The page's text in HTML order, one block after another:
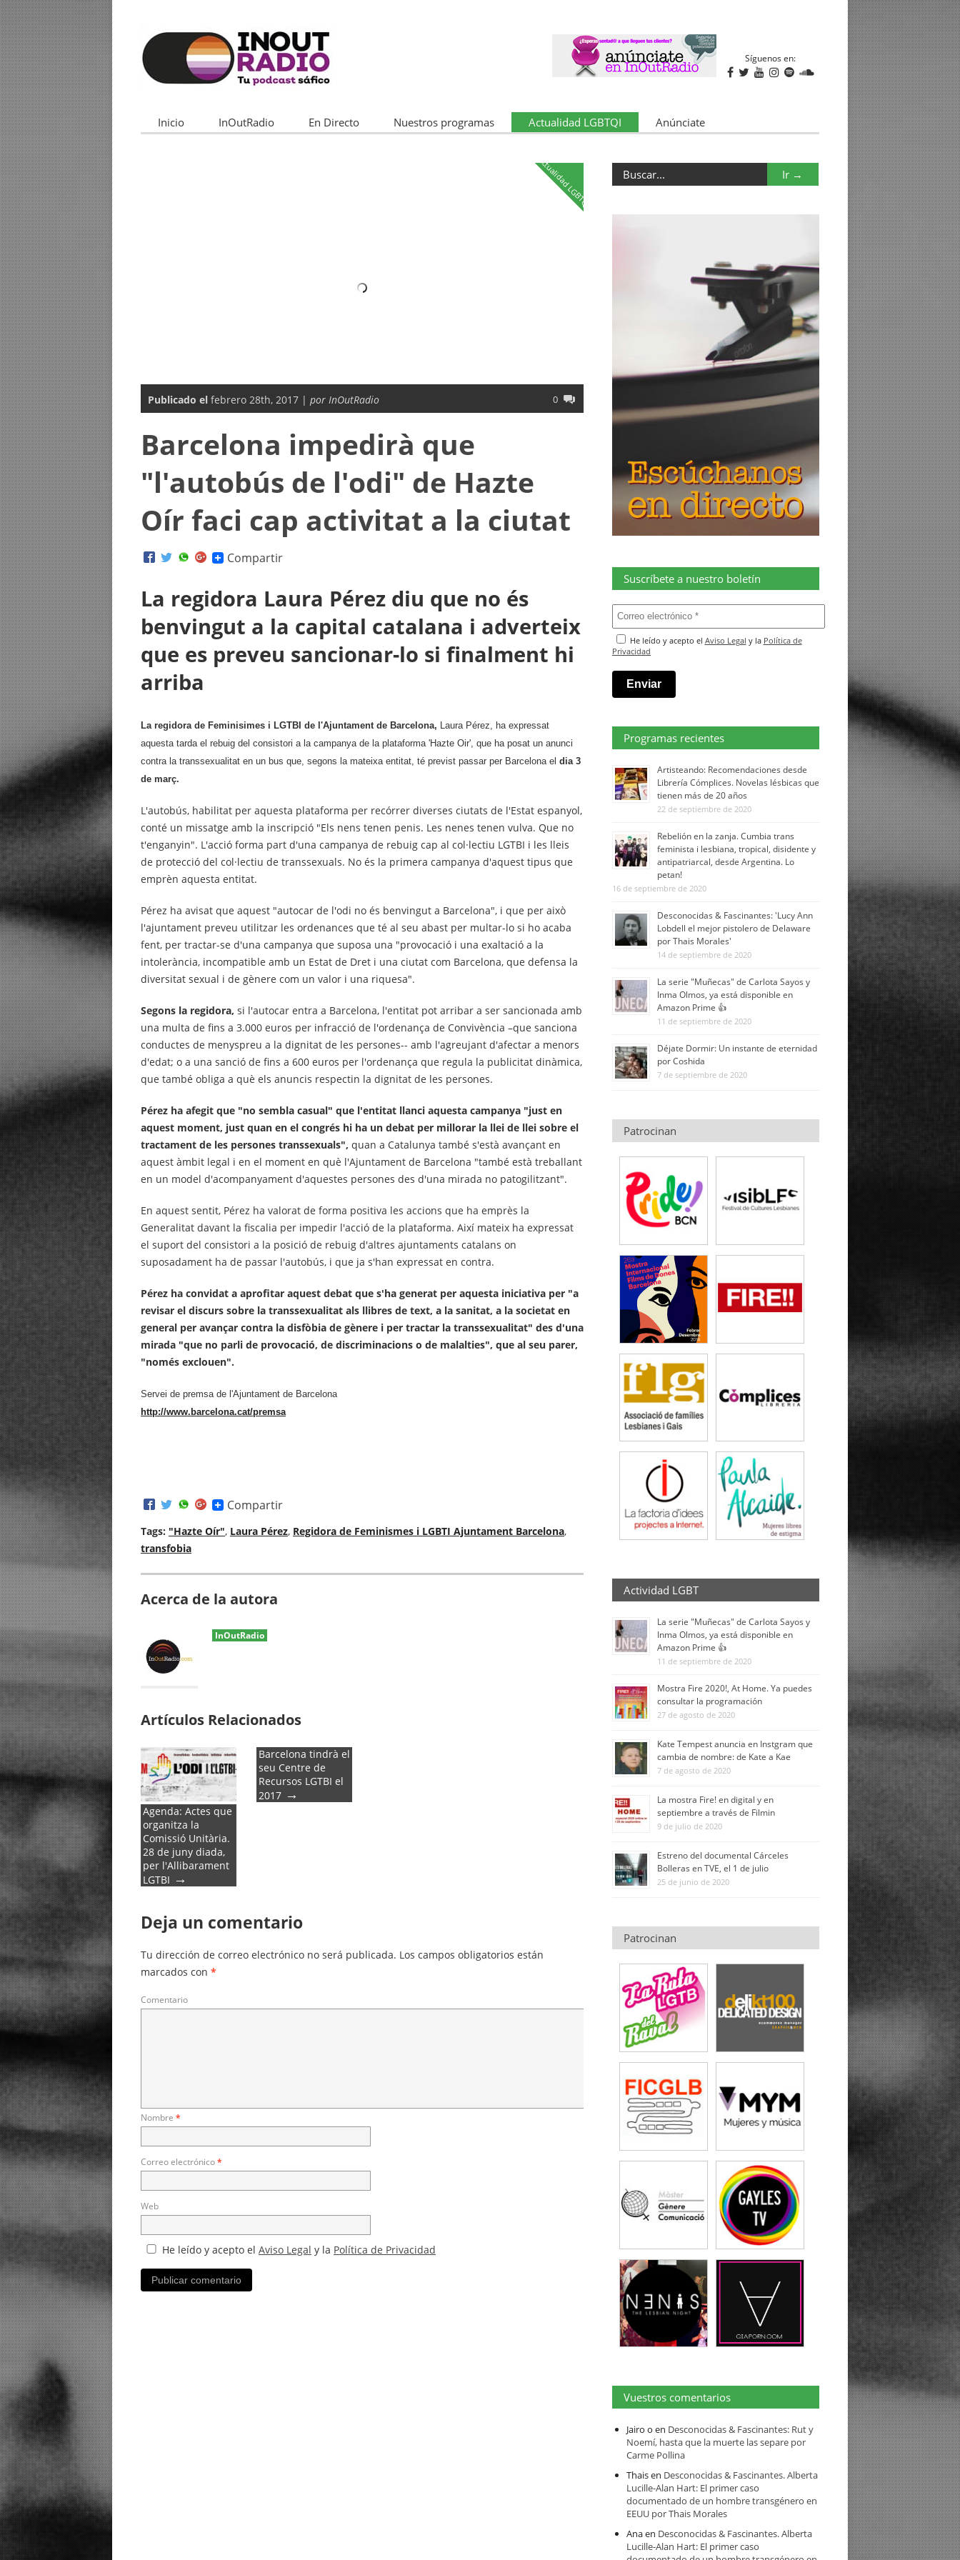
Síguenos en:
Inicio InOutRadio En Directo Nuestros programas Actualidad LGBTQI Anúnciate
Actualidad LGBTQI
Publicado el febrero 28th, 2017 | por InOutRadio 0
Barcelona impedirà que
"l'autobús de l'odi" de Hazte
Oír faci cap activitat a la ciutat
Compartir
La regidora Laura Pérez diu que no és
benvingut a la capital catalana i adverteix
que es preveu sancionar-lo si finalment hi
arriba
La regidora de Feminisimes i LGTBI de l'Ajuntament de Barcelona, Laura Pérez, ha expressat
aquesta tarda el rebuig del consistori a la campanya de la plataforma 'Hazte Oir', que ha posat un anunci
contra la transsexualitat en un bus que, segons la mateixa entitat, té previst passar per Barcelona el dia 3
de març.
L'autobús, habilitat per aquesta plataforma per recórrer diverses ciutats de l'Estat espanyol,
conté un missatge amb la inscripció "Els nens tenen penis. Les nenes tenen vulva. Que no
t'enganyin". L'acció forma part d'una campanya de rebuig cap al col·lectiu LGTBI i les lleis
de protecció del col·lectiu de transsexuals. No és la primera campanya d'aquest tipus que
emprèn aquesta entitat.
Pérez ha avisat que aquest "autocar de l'odi no és benvingut a Barcelona", i que per això
l'ajuntament preveu utilitzar les ordenances que té al seu abast per multar-lo si ho acaba
fent, per tractar-se d'una campanya que suposa una "provocació i una exaltació a la
intolerància, incompatible amb un Estat de Dret i una ciutat com Barcelona, que defensa la
diversitat sexual i de gènere com un valor i una riquesa".
Segons la regidora, si l'autocar entra a Barcelona, l'entitat pot arribar a ser sancionada amb
una multa de fins a 3.000 euros per infracció de l'ordenança de Convivència –que sanciona
conductes de menyspreu a la dignitat de les persones-- amb l'agreujant d'afectar a menors
d'edat; o a una sanció de fins a 600 euros per l'ordenança que regula la publicitat dinàmica,
que també obliga a què els anuncis respectin la dignitat de les persones.
Pérez ha afegit que "no sembla casual" que l'entitat llanci aquesta campanya "just en
aquest moment, just quan en el congrés hi ha un debat per millorar la llei de llei sobre el
tractament de les persones transsexuals", quan a Catalunya també s'està avançant en
aquest àmbit legal i en el moment en què l'Ajuntament de Barcelona "també està treballant
en un model d'acompanyament d'aquestes persones des d'una mirada no patogilitzant".
En aquest sentit, Pérez ha valorat de forma positiva les accions que ha emprès la
Generalitat davant la fiscalia per impedir l'acció de la plataforma. Així mateix ha expressat
el suport del consistori a la posició de rebuig d'altres ajuntaments catalans on
suposadament ha de passar l'autobús, i que ja s'han expressat en contra.
Pérez ha convidat a aprofitar aquest debat que s'ha generat per aquesta iniciativa per "a
revisar el discurs sobre la transsexualitat als llibres de text, a la sanitat, a la societat en
general per avançar contra la disfòbia de gènere i per tractar la transsexualitat" des d'una
mirada "que no parli de provocació, de discriminacions o de malalties", que al seu parer,
"només exclouen".
Servei de premsa de l'Ajuntament de Barcelona
http://www.barcelona.cat/premsa
Compartir
Tags: "Hazte Oír", Laura Pérez, Regidora de Feminismes i LGBTI Ajuntament Barcelona,
transfobia
Acerca de la autora
InOutRadio
Artículos Relacionados
Agenda: Actes que
organitza la
Comissió Unitària.
28 de juny diada,
per l'Allibarament
LGTBI →
Barcelona tindrà el
seu Centre de
Recursos LGTBI el
2017 →
Deja un comentario
Tu dirección de correo electrónico no será publicada. Los campos obligatorios están
marcados con *
Comentario
Nombre *
Correo electrónico*
Web
He leído y acepto el Aviso Legal y la Política de Privacidad
Suscríbete a nuestro boletín
He leído y acepto el Aviso Legal y la Política de
Privacidad
Programas recientes
Artisteando: Recomendaciones desde
Librería Cómplices. Novelas lésbicas que
tienen más de 20 años
22 de septiembre de 2020
Rebelión en la zanja. Cumbia trans
feminista i lesbiana, tropical, disidente y
antipatriarcal, desde Argentina. Lo
petan!
16 de septiembre de 2020
Desconocidas & Fascinantes: 'Lucy Ann
Lobdell el mejor pistolero de Delaware
por Thais Morales'
14 de septiembre de 2020
La serie "Muñecas" de Carlota Sayos y
Inma Olmos, ya está disponible en
Amazon Prime 👍
11 de septiembre de 2020
Déjate Dormir: Un instante de eternidad
por Coshida
7 de septiembre de 2020
Patrocinan
Actividad LGBT
La serie "Muñecas" de Carlota Sayos y
Inma Olmos, ya está disponible en
Amazon Prime 👍
11 de septiembre de 2020
Mostra Fire 2020!, At Home. Ya puedes
consultar la programación
27 de agosto de 2020
Kate Tempest anuncia en Instgram que
cambia de nombre: de Kate a Kae
7 de agosto de 2020
La mostra Fire! en digital y en
septiembre a través de Filmin
9 de julio de 2020
Estreno del documental Cárceles
Bolleras en TVE, el 1 de julio
25 de junio de 2020
Patrocinan
Vuestros comentarios
Jairo o en Desconocidas & Fascinantes: Rut y
Noemí, hasta que la muerte las separe por
Carme Pollina
Thaisen Desconocidas & Fascinantes. Alberta
Lucille-Alan Hart: El primer caso
documentado de un hombre transgénero en
EEUU por Thais Morales
Anaen Desconocidas & Fascinantes. Alberta
Lucille-Alan Hart: El primer caso